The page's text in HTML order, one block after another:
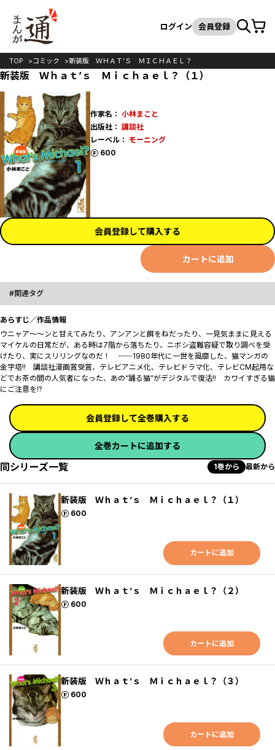
検索
ログイン 会員登録カート
TOP コミック 新装版 ＷＨＡＴ’Ｓ ＭＩＣＨＡＥＬ？
新装版 Ｗｈａｔ’ｓ Ｍｉｃｈａｅｌ？（１）
作家名： 小林まこと
出版社： 講談社
レーベル： モーニング
600
ポイント
会員登録して購入する
カートに追加
関連タグ
あらすじ／作品情報
ウニャア～～ンと甘えてみたり、アンアンと餌をねだったり、一見気ままに見える
マイケルの日常だが、ある時は7階から落ちたり、ニボシ盗難容疑で取り調べを受
けたり、実にスリリングなのだ！ ──1980年代に一世を風靡した、猫マンガの
金字塔!! 講談社漫画賞受賞、テレビアニメ化、テレビドラマ化、テレビCM起用な
どでお茶の間の人気者になった、あの“踊る猫”がデジタルで復活!! カワイすぎる猫
にご注意を!?
会員登録して全巻購入する
全巻カートに追加する
同シリーズ一覧 1巻から 最新から
新装版 Ｗｈａｔ’ｓ Ｍｉｃｈａｅｌ？（１）
600
ポイント
カートに追加
新装版 Ｗｈａｔ’ｓ Ｍｉｃｈａｅｌ？（２）
600
ポイント
カートに追加
新装版 Ｗｈａｔ’ｓ Ｍｉｃｈａｅｌ？（３）
600
ポイント
カートに追加